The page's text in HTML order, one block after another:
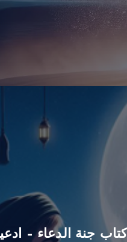
كتاب جنة الدعاء –